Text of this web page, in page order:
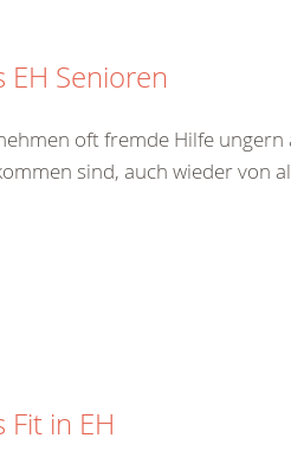
EH Senioren
oft fremde Hilfe
sind, auch wieder von
in EH